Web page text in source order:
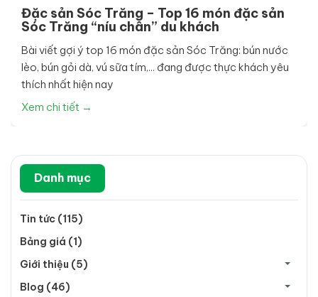
Đặc sản Sóc Trăng – Top 16 món đặc sản
Sóc Trăng “níu chân” du khách
Bài viết gợi ý top 16 món đặc sản Sóc Trăng: bún nước
lèo, bún gỏi dà, vú sữa tím,... đang được thực khách yêu
thích nhất hiện nay
Xem chi tiết →
Danh mục
Tin tức (115)
Bảng giá (1)
Giới thiệu (5)
Blog (46)